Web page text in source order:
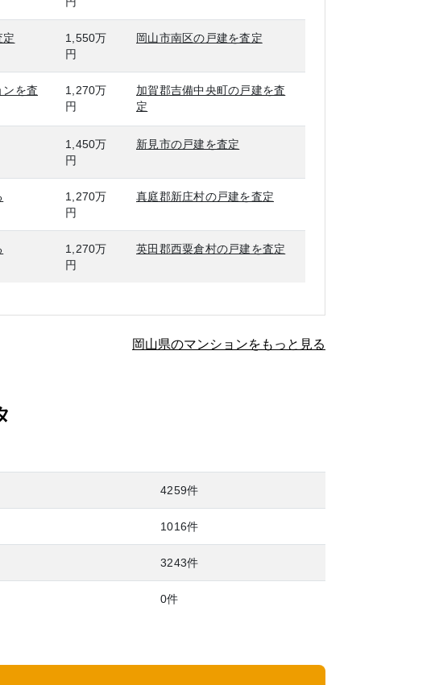
定
1,550万
円
岡山市南区の戸建を査定
ンを査
1,270万
円
加賀郡吉備中央町の戸建を査
定
1,450万
円
新見市の戸建を査定
1,270万
円
真庭郡新庄村の戸建を査定
1,270万
円
英田郡西粟倉村の戸建を査定
岡山県のマンションをもっと見る
4259件
1016件
3243件
0件